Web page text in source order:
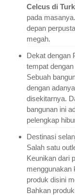
Celcus di
pada
depan
megah.
Dekat dengan
tempat
Sebuah
dengan
disekitarnya.
bangunan ini
pelengkap
Destinasi
Salah satu
Keunikan dari
menggunakan
produk disini
Bahkan